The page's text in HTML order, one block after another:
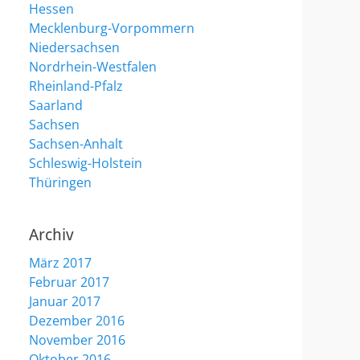
Hessen
Mecklenburg-Vorpommern
Niedersachsen
Nordrhein-Westfalen
Rheinland-Pfalz
Saarland
Sachsen
Sachsen-Anhalt
Schleswig-Holstein
Thüringen
Archiv
März 2017
Februar 2017
Januar 2017
Dezember 2016
November 2016